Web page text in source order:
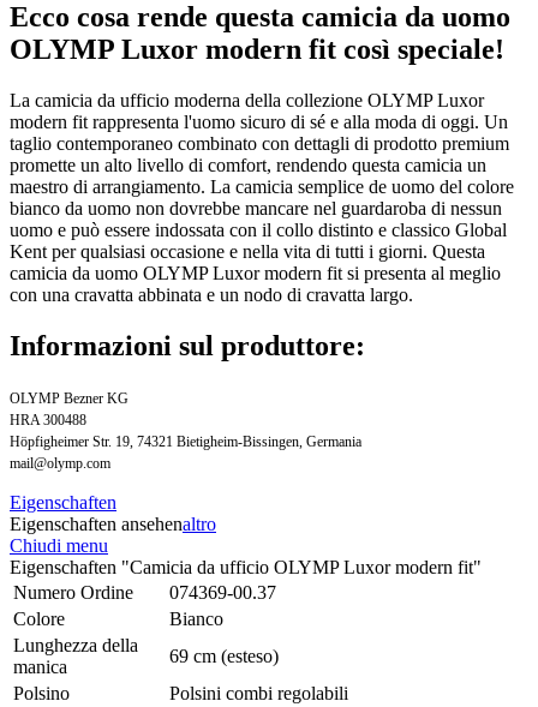
Ecco cosa rende questa camicia da uomo
OLYMP Luxor modern fit così speciale!
La camicia da ufficio moderna della collezione OLYMP Luxor
modern fit rappresenta l'uomo sicuro di sé e alla moda di oggi. Un
taglio contemporaneo combinato con dettagli di prodotto premium
promette un alto livello di comfort, rendendo questa camicia un
maestro di arrangiamento. La camicia semplice de uomo del colore
bianco da uomo non dovrebbe mancare nel guardaroba di nessun
uomo e può essere indossata con il collo distinto e classico Global
Kent per qualsiasi occasione e nella vita di tutti i giorni. Questa
camicia da uomo OLYMP Luxor modern fit si presenta al meglio
con una cravatta abbinata e un nodo di cravatta largo.
Informazioni sul produttore:
OLYMP Bezner KG
HRA 300488
Höpfigheimer Str. 19, 74321 Bietigheim-Bissingen, Germania
mail@olymp.com
Eigenschaften
Eigenschaften ansehenaltro
Chiudi menu
Eigenschaften "Camicia da ufficio OLYMP Luxor modern fit"
Numero Ordine
074369-00.37
Colore
Bianco
Lunghezza della
manica
69 cm (esteso)
Polsino
Polsini combi regolabili